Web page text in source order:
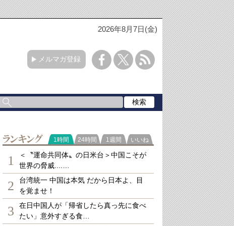
2026年8月7日(金)
メルマガ登録
ランキング
1時間 24時間 1週間 いいね
1
＜〝運命共同体〟の日米台＞中国こそが
世界の脅威....…
2
台湾統一 中国は本気 だから日本よ、目
を覚ませ！
3
在日中国人が「帰省したら真っ先に食べ
たい」意外すぎる食…